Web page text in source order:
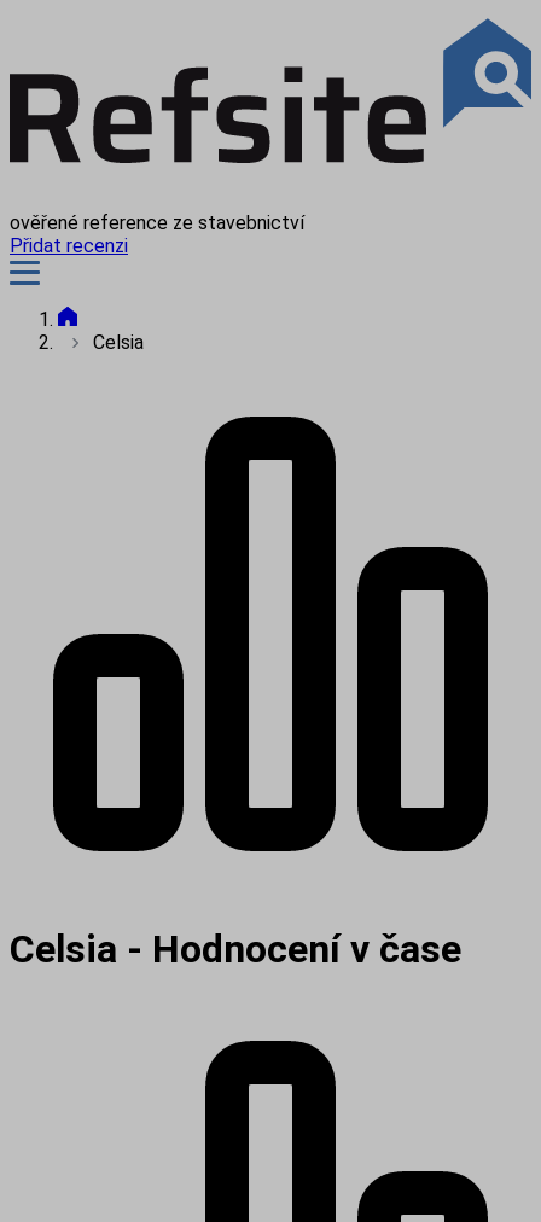
ověřené reference ze stavebnictví
Přidat recenzi
Celsia
Celsia - Hodnocení v čase